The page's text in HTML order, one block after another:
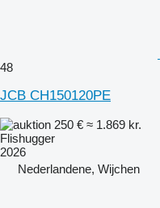
48
JCB CH150120PE
250 € ≈ 1.869 kr.
Flishugger
2026
Nederlandene, Wijchen